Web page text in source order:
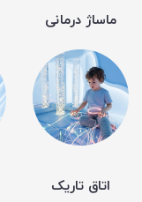
ماساژ درمانی
اتاق تاریک